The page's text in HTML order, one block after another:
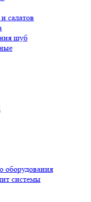
салатов
шуб
оборудования
системы